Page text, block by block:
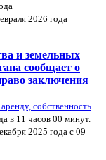
2026 года
и земельных
сообщает о
заключения
собственность
в 11 часов 00 минут.
2025 года с 09